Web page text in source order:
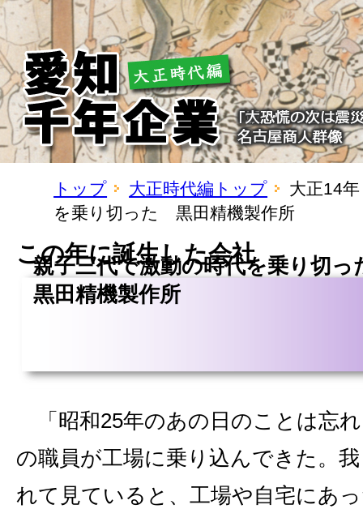
トップ 大正時代編トップ
大正14
を乗り切った 黒田精機製作所
この年に誕生した会社
親子三代で激動の時代を乗り切
黒田精機製作所
「昭和25年のあの日のことは忘
の職員が工場に乗り込んできた。
れて見ていると、工場や自宅にあ